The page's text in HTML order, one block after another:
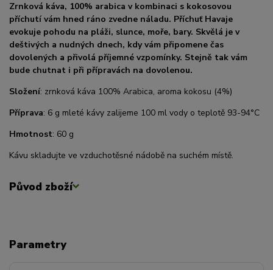
Zrnková káva, 100% arabica v kombinaci s kokosovou
příchutí vám hned ráno zvedne náladu. Příchuť Havaje
evokuje pohodu na pláži, slunce, moře, bary. Skvělá je v
deštivých a nudných dnech, kdy vám připomene čas
dovolených a přivolá příjemné vzpomínky. Stejně tak vám
bude chutnat i při přípravách na dovolenou.
Složení: zrnková káva 100% Arabica, aroma kokosu (4%)
Příprava: 6 g mleté kávy zalijeme 100 ml vody o teplotě 93-94°C
Hmotnost: 60 g
Kávu skladujte ve vzduchotěsné nádobě na suchém místě.
Původ zboží
Parametry